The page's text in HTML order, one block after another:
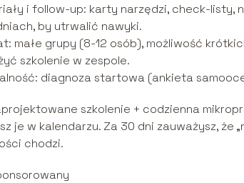
i follow-up: karty narzędzi, check-listy,
by utrwalić nawyki.
małe grupy (8-12 osób), możliwość
szkolenie w zespole.
diagnoza startowa (ankieta
szkolenie + codzienna
je w kalendarzu. Za 30 dni zauważysz, że
chodzi.